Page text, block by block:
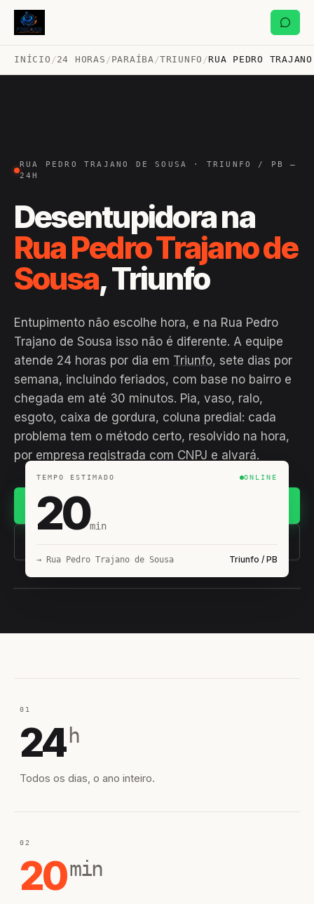
INÍCIO /24 HORAS /PARAÍBA /TRIUNFO /RUA PEDRO
RUA PEDRO TRAJANO DE SOUSA · TRIUNFO / PB —
24H
Desentupidora na
Rua Pedro Trajano de
Sousa, Triunfo
Entupimento não escolhe hora, e na Rua Pedro
Trajano de Sousa isso não é diferente. A equipe
atende 24 horas por dia em Triunfo, sete dias por
semana, incluindo feriados, com base no bairro e
chegada em até 30 minutos. Pia, vaso, ralo,
esgoto, caixa de gordura, coluna predial: cada
problema tem o método certo, resolvido na hora,
por empresa registrada com CNPJ e alvará.
(11) 93407-8838
TEMPO ESTIMADO ONLINE
20min
→ Rua Pedro Trajano de Sousa Triunfo / PB
01
24 h
Todos os dias, o ano inteiro.
02
20min